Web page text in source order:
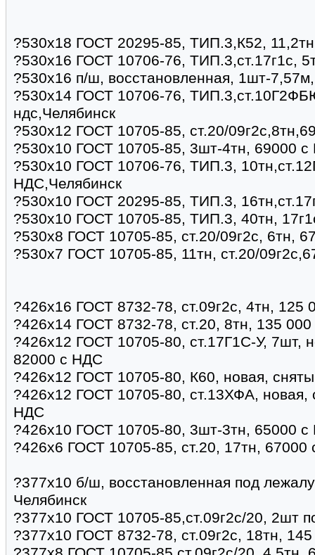
?530х18 ГОСТ 20295-85, ТИП.3,К52,
?530х16 ГОСТ 10706-76, ТИП.3,ст.17г1с,
?530х16 п/ш, восстановленная, 1шт-
?530х14 ГОСТ 10706-76,
ндс,Челябинск
?530х12 ГОСТ 10705-85, ст.20/
?530х10 ГОСТ 10705-85, 3шт-4тн, 69000
?530х10 ГОСТ 10706-76, ТИП.3,
НДС,Челябинск
?530х10 ГОСТ 20295-85, ТИП.3,
?530х10 ГОСТ 10705-85, ТИП.3, 40тн,
?530х8 ГОСТ 10705-85, ст.20/09г2с, 6тн,
?530х7 ГОСТ 10705-85, 11тн, ст.20/
?426х16 ГОСТ 8732-78, ст.09г2с, 4тн, 125
?426х14 ГОСТ 8732-78, ст.20, 8тн, 135
?426х12 ГОСТ 10705-80, ст.17Г1С-У, 7шт,
82000 с НДС
?426х12 ГОСТ 10705-80, К60, новая,
?426х12 ГОСТ 10705-80, ст.13ХФА, новая,
НДС
?426х10 ГОСТ 10705-80, 3шт-3тн, 65000
?426х6 ГОСТ 10705-85, ст.20, 17тн,
?377х10 б/ш, восстановленная под
Челябинск
?377х10 ГОСТ 10705-85,ст.09г2с/20, 2шт
?377х10 ГОСТ 8732-78, ст.09г2с, 18тн,